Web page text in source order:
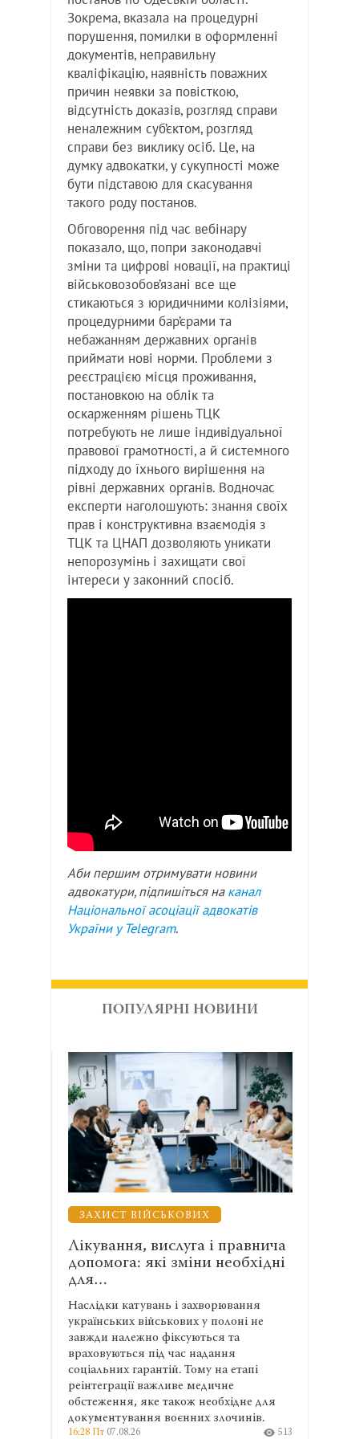
Зокрема, вказала на процедурні
порушення, помилки в оформленні
документів, неправильну
кваліфікацію, наявність поважних
причин неявки за повісткою,
відсутність доказів, розгляд справи
неналежним суб’єктом, розгляд
справи без виклику осіб. Це, на
думку адвокатки, у сукупності може
бути підставою для скасування
такого роду постанов.
Обговорення під час вебінару
показало, що, попри законодавчі
зміни та цифрові новації, на практиці
військовозобов’язані все ще
стикаються з юридичними колізіями,
процедурними бар’єрами та
небажанням державних органів
приймати нові норми. Проблеми з
реєстрацією місця проживання,
постановкою на облік та
оскарженням рішень ТЦК
потребують не лише індивідуальної
правової грамотності, а й системного
підходу до їхнього вирішення на
рівні державних органів. Водночас
експерти наголошують: знання своїх
прав і конструктивна взаємодія з
ТЦК та ЦНАП дозволяють уникати
непорозумінь і захищати свої
інтереси у законний спосіб.
Аби першим отримувати новини
адвокатури, підпишіться на канал
Національної асоціації адвокатів
України у Telegram.
ПОПУЛЯРНІ НОВИНИ
ЗАХИСТ ВІЙСЬКОВИХ
Лікування, вислуга і правнича
допомога: які зміни необхідні
для…
Наслідки катувань і захворювання
українських військових у полоні не
завжди належно фіксуються та
враховуються під час надання
соціальних гарантій. Тому на етапі
реінтеграції важливе медичне
обстеження, яке також необхідне для
документування воєнних злочинів.
16:28 Пт 07.08.26 513